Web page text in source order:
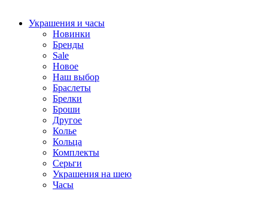
Украшения и часы
Новинки
Бренды
Sale
Новое
Наш выбор
Браслеты
Брелки
Броши
Другое
Колье
Кольца
Комплекты
Серьги
Украшения на шею
Часы